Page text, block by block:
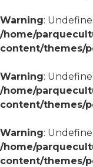
Warning:
/home/
content/themes/
Warning:
/home/
content/themes/
Warning:
/home/
content/themes/